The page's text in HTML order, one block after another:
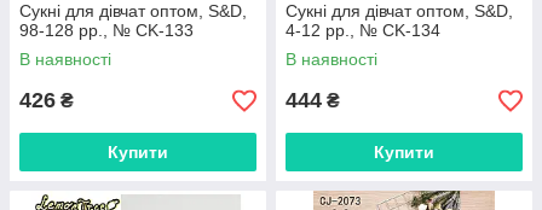
Сукні для дівчат оптом, S&D,
98-128 рр., № CK-133
В наявності
426 ₴
Купити
Сукні для дівчат оптом, S&D,
4-12 рр., № CK-134
В наявності
444 ₴
Купити